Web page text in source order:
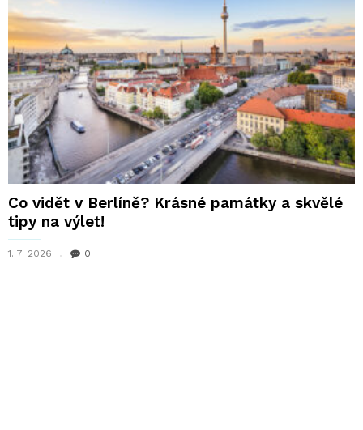
Co vidět v Berlíně? Krásné památky a skvělé
tipy na výlet!
1. 7. 2026 0